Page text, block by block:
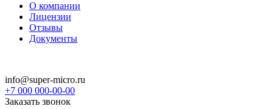
О компании
Лицензии
Отзывы
Документы
info@super-micro.ru
+7 000 000-00-00
Заказать звонок